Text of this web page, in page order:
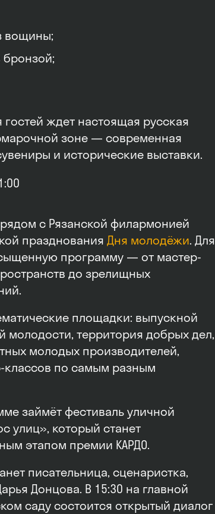
вощины;
бронзой;
ждет настоящая русская
зоне — современная
и исторические выставки.
с Рязанской филармонией
празднования Дня молодёжи. Для
программу — от мастер-
до зрелищных
площадки: выпускной
молодости, территория добрых дел,
молодых производителей,
классов по самым разным
займёт фестиваль уличной
улиц», который станет
этапом премии КАРДО.
писательница, сценаристка,
Донцова. В 15:30 на главной
саду состоится открытый диалог